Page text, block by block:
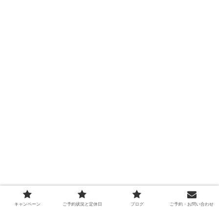
キャンペーン ご予約状況と定休日 ブログ ご予約・お問い合わせ